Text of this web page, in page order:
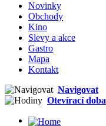
Novinky
Obchody
Kino
Slevy a akce
Gastro
Mapa
Kontakt
Navigovat
Otevírací doba